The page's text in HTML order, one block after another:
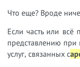
Что еще? Вроде
Если часть или всё
представлению
услуг, связанных с